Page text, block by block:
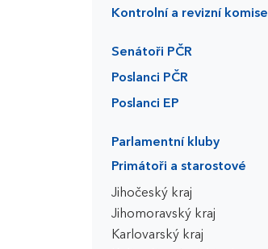
Kontrolní a revizní komise
Senátoři PČR
Poslanci PČR
Poslanci EP
Parlamentní kluby
Primátoři a starostové
Jihočeský kraj
Jihomoravský kraj
Karlovarský kraj